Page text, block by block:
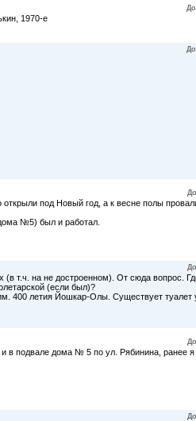
1970-е
под Новый год, а к весне полы
№5) был и работал.
т.ч. на не достроенном). От сюда вопрос.
(если был)?
400 летия Йошкар-Олы. Существует туалет
в подвале дома № 5 по ул. Рябинина, ранее